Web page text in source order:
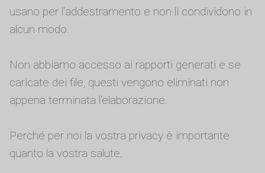
usano per l'addestramento e non li condividono in
alcun modo.
Non abbiamo accesso ai rapporti generati e se
caricate dei file, questi vengono eliminati non
appena terminata l'elaborazione.
Perché per noi la vostra privacy è importante
quanto la vostra salute.